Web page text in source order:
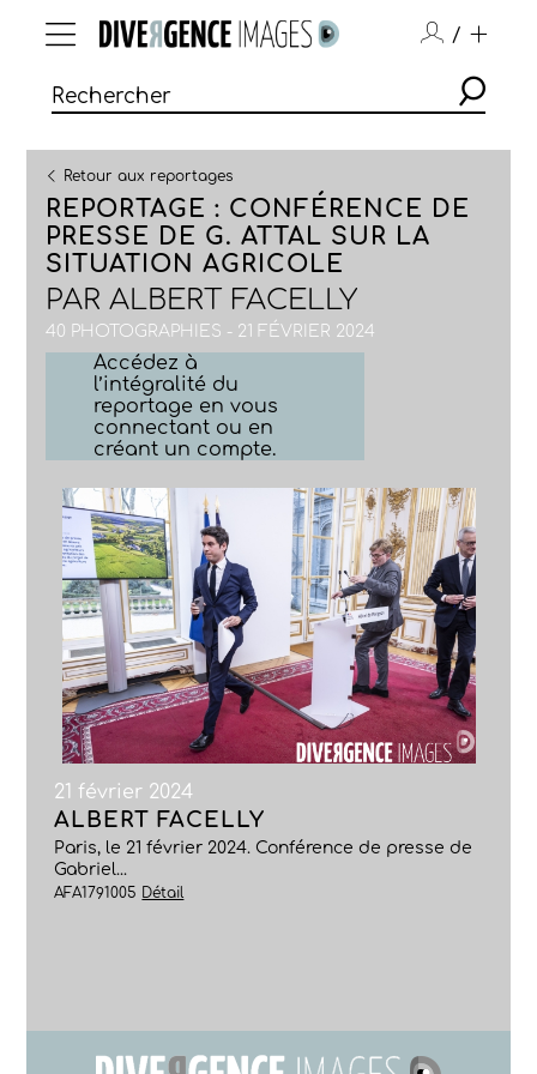
/
Retour aux reportages
REPORTAGE : CONFÉRENCE DE
PRESSE DE G. ATTAL SUR LA
SITUATION AGRICOLE
PARALBERT FACELLY
40 PHOTOGRAPHIES - 21 FÉVRIER 2024
Accédez à
l’intégralité du
reportage en vous
connectant ou en
créant un compte.
21 février 2024
ALBERT FACELLY
Paris, le 21 février 2024. Conférence de presse de
Gabriel...
AFA1791005 Détail